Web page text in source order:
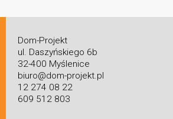
Dom-Projekt
ul. Daszyńskiego 6b
32-400 Myślenice
biuro@dom-projekt.pl
12 274 08 22
609 512 803